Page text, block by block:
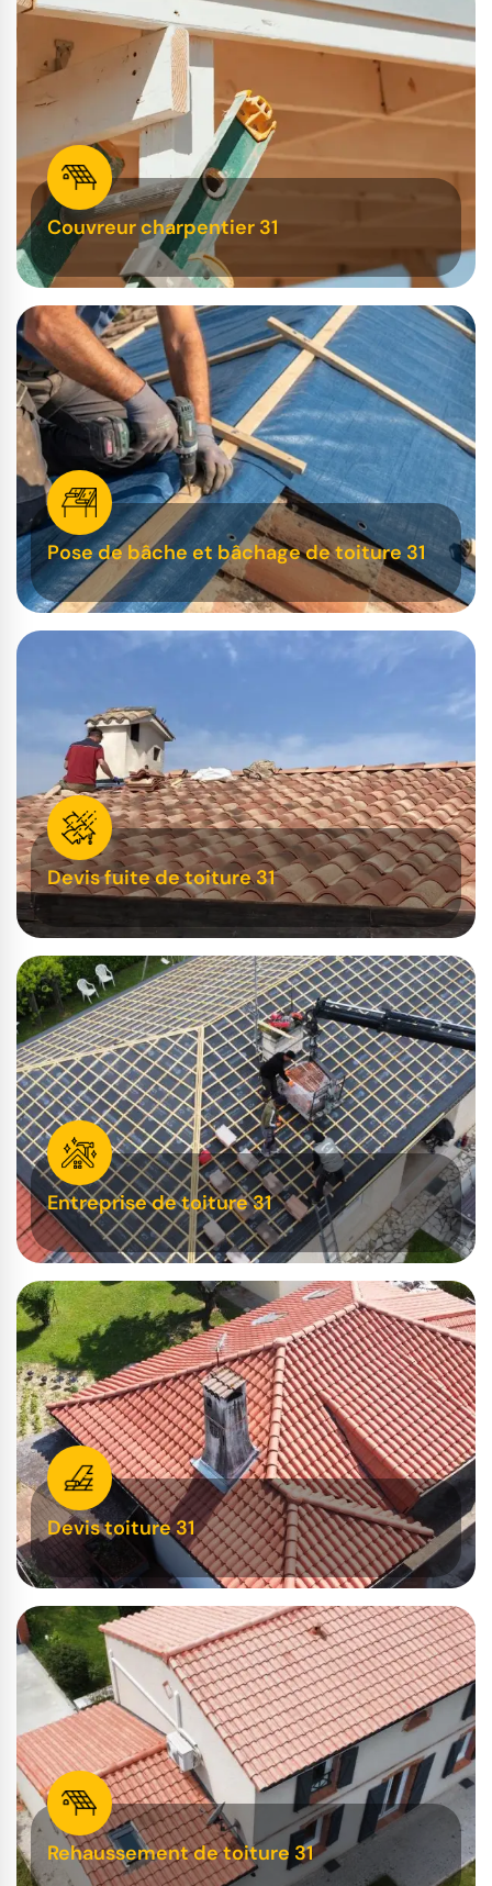
Couvreur charpentier 31
Pose de bâche et bâchage de toiture 31
Devis fuite de toiture 31
Entreprise de toiture 31
Devis toiture 31
Rehaussement de toiture 31